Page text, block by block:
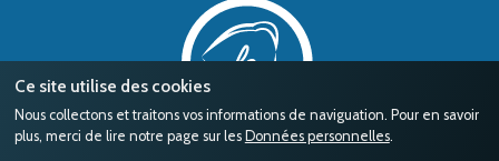
Ce site utilise des cookies
Nous collectons et traitons vos informations de naviguation. Pour en savoir
plus, merci de lire notre page sur les Données personnelles.